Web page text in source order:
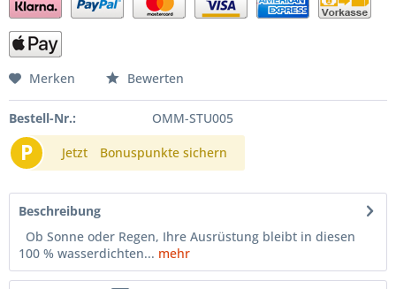
Merken Bewerten
Bestell-Nr.: OMM-STU005
P Jetzt Bonuspunkte sichern
Beschreibung
Ob Sonne oder Regen, Ihre Ausrüstung bleibt in diesen
100 % wasserdichten... mehr